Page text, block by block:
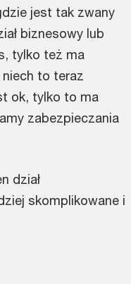
jest tak zwany
biznesowy lub
tylko też ma
to teraz
ok, tylko to ma
zabezpieczania
dział
skomplikowane i